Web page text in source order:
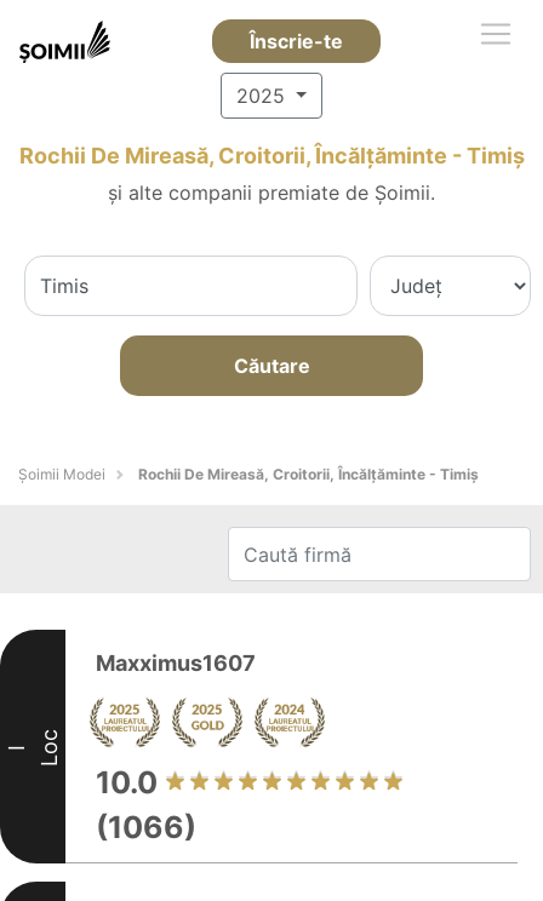
Înscrie-te
2025
Rochii De Mireasă, Croitorii, Încălțăminte - Timiş
și alte companii premiate de Șoimii.
Căutare
Șoimii Modei Rochii De Mireasă, Croitorii, Încălțăminte - Timiş
I Loc
Maxximus1607
10.0
(1066)